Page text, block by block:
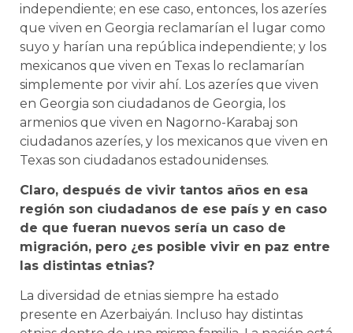
independiente; en ese caso, entonces, los azeríes
que viven en Georgia reclamarían el lugar como
suyo y harían una república independiente; y los
mexicanos que viven en Texas lo reclamarían
simplemente por vivir ahí. Los azeríes que viven
en Georgia son ciudadanos de Georgia, los
armenios que viven en Nagorno-Karabaj son
ciudadanos azeríes, y los mexicanos que viven en
Texas son ciudadanos estadounidenses.
Claro, después de vivir tantos años en esa
región son ciudadanos de ese país y en caso
de que fueran nuevos sería un caso de
migración, pero ¿es posible vivir en paz entre
las distintas etnias?
La diversidad de etnias siempre ha estado
presente en Azerbaiyán. Incluso hay distintas